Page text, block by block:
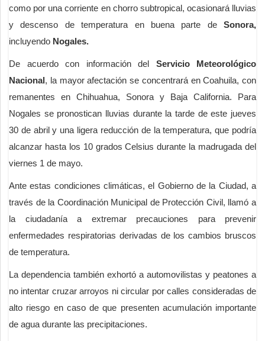
como por una corriente en chorro subtropical, ocasionará lluvias
y descenso de temperatura en buena parte de Sonora,
incluyendo Nogales.
De acuerdo con información del Servicio Meteorológico
Nacional , la mayor afectación se concentrará en Coahuila, con
remanentes en Chihuahua, Sonora y Baja California. Para
Nogales se pronostican lluvias durante la tarde de este jueves
30 de abril y una ligera reducción de la temperatura, que podría
alcanzar hasta los 10 grados Celsius durante la madrugada del
viernes 1 de mayo.
Ante estas condiciones climáticas, el Gobierno de la Ciudad, a
través de la Coordinación Municipal de Protección Civil, llamó a
la ciudadanía a extremar precauciones para prevenir
enfermedades respiratorias derivadas de los cambios bruscos
de temperatura.
La dependencia también exhortó a automovilistas y peatones a
no intentar cruzar arroyos ni circular por calles consideradas de
alto riesgo en caso de que presenten acumulación importante
de agua durante las precipitaciones.